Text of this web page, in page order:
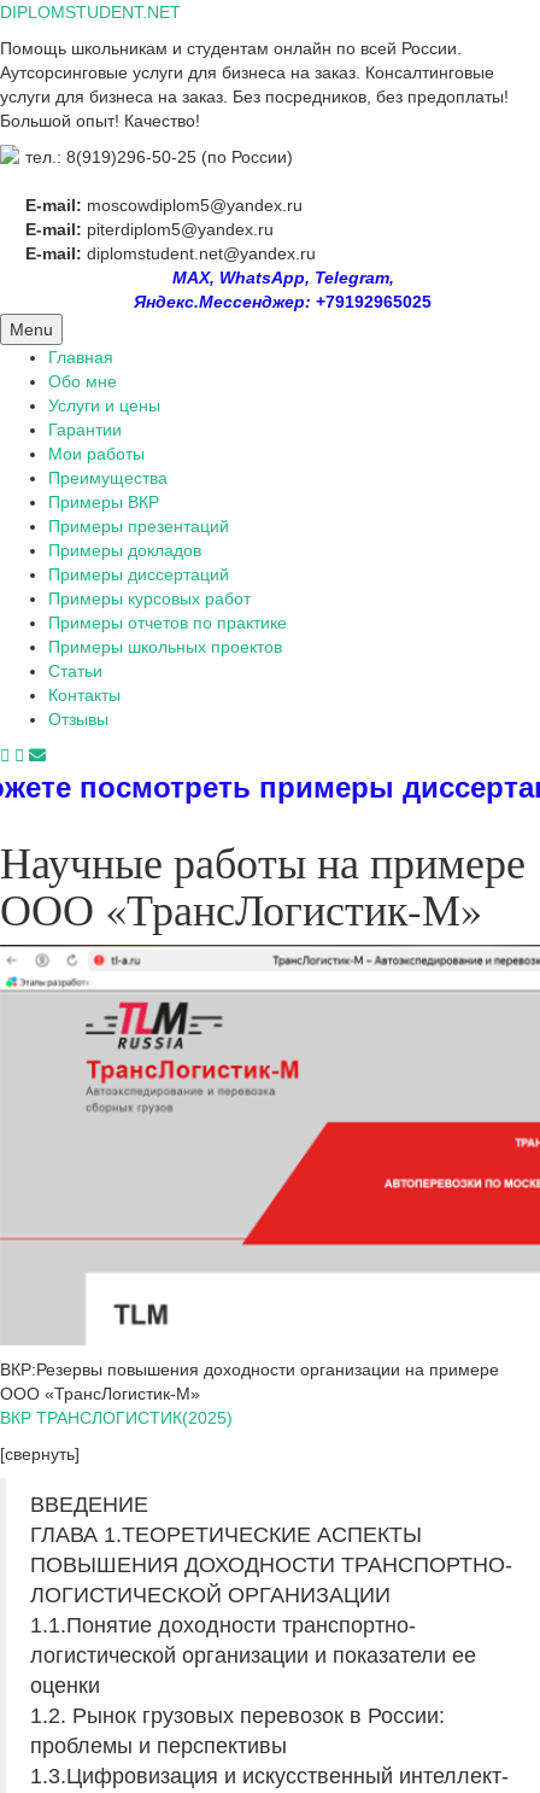
Skip
content
DIPLOMSTUDENT.NET
Помощь школьникам и студентам онлайн по всей России.
Аутсорсинговые услуги для бизнеса на заказ. Консалтинговые
услуги для бизнеса на заказ. Без посредников, без предоплаты!
Большой опыт! Качество!
тел.: 8(919)296-50-25 (по России)
E-mail: moscowdiplom5@yandex.ru
E-mail: piterdiplom5@yandex.ru
E-mail: diplomstudent.net@yandex.ru
MAX, WhatsApp, Telegram,
Яндекс.Мессенджер: +79192965025
Menu
Главная
Обо мне
Услуги и цены
Гарантии
Мои работы
Преимущества
Примеры ВКР
Примеры презентаций
Примеры докладов
Примеры диссертаций
Примеры курсовых работ
Примеры отчетов по практике
Примеры школьных проектов
Статьи
Контакты
Отзывы
примеры диссертаций,
Научные работы на примере
ООО «ТрансЛогистик-М»
ВКР:Резервы повышения доходности организации на примере
ООО «ТрансЛогистик-М»
ВКР ТРАНСЛОГИСТИК(2025)
[свернуть]
ВВЕДЕНИЕ
ГЛАВА 1.ТЕОРЕТИЧЕСКИЕ АСПЕКТЫ
ПОВЫШЕНИЯ ДОХОДНОСТИ ТРАНСПОРТНО-
ЛОГИСТИЧЕСКОЙ ОРГАНИЗАЦИИ
1.1.Понятие доходности транспортно-
логистической организации и показатели ее
оценки
1.2. Рынок грузовых перевозок в России:
проблемы и перспективы
1.3.Цифровизация и искусственный интеллект-